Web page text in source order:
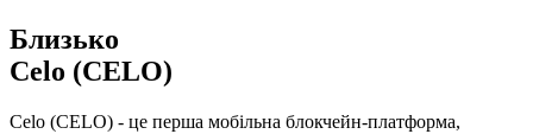
Близько
Celo (CELO)
Celo (CELO) - це перша мобільна блокчейн-платформа,